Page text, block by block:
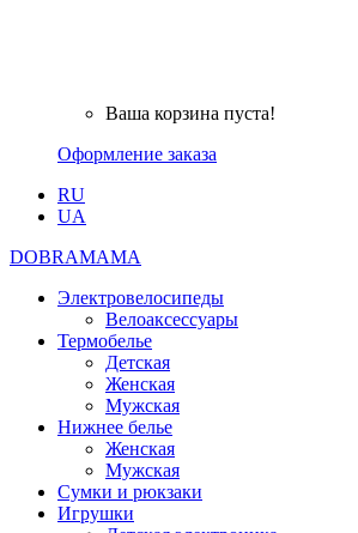
Ваша корзина пуста!
Оформление заказа
RU
UA
DOBRAMAMA
Электровелосипеды
Велоаксессуары
Термобелье
Детская
Женская
Мужская
Нижнее белье
Женская
Мужская
Сумки и рюкзаки
Игрушки